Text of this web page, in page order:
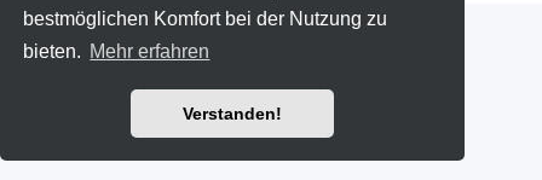
bestmöglichen Komfort bei der Nutzung zu
bieten. Mehr erfahren
Verstanden!